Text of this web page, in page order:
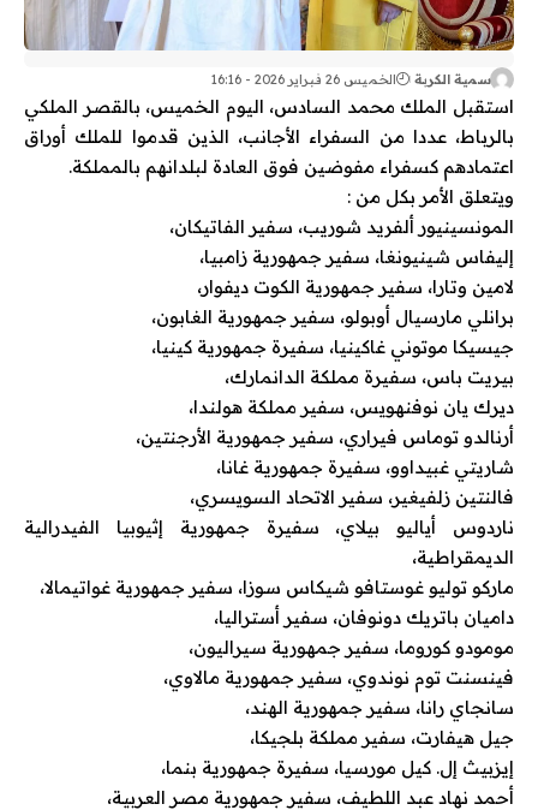
سمية الكربة الخميس 26 فبراير 2026 - 16:16
استقبل الملك محمد السادس، اليوم الخميس، بالقصر الملكي
بالرباط، عددا من السفراء الأجانب، الذين قدموا للملك أوراق
اعتمادهم كسفراء مفوضين فوق العادة لبلدانهم بالمملكة.
ويتعلق الأمر بكل من :
المونسينيور ألفريد شوريب، سفير الفاتيكان،
إليفاس شينيونغا، سفير جمهورية زامبيا،
لامين وتارا، سفير جمهورية الكوت ديفوار،
برانلي مارسيال أوبولو، سفير جمهورية الغابون،
جيسيكا موتوني غاكينيا، سفيرة جمهورية كينيا،
بيريت باس، سفيرة مملكة الدانمارك،
ديرك يان نوفنهويس، سفير مملكة هولندا،
أرنالدو توماس فيراري، سفير جمهورية الأرجنتين،
شاريتي غبيداوو، سفيرة جمهورية غانا،
فالنتين زلفيغير، سفير الاتحاد السويسري،
ناردوس أياليو بيلاي، سفيرة جمهورية إثيوبيا الفيدرالية
الديمقراطية،
ماركو توليو غوستافو شيكاس سوزا، سفير جمهورية غواتيمالا،
داميان باتريك دونوفان، سفير أستراليا،
مومودو كوروما، سفير جمهورية سيراليون،
فينسنت توم نوندوي، سفير جمهورية مالاوي،
سانجاي رانا، سفير جمهورية الهند،
جيل هيفارت، سفير مملكة بلجيكا،
إيزبيث إل. كيل مورسيا، سفيرة جمهورية بنما،
أحمد نهاد عبد اللطيف، سفير جمهورية مصر العربية،